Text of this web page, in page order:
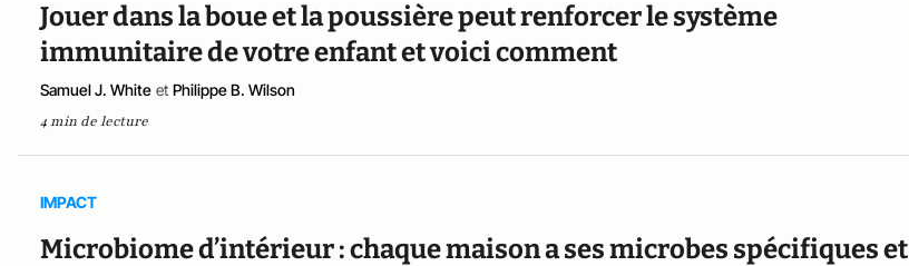
Jouer dans la boue et la poussière peut renforcer le système
immunitaire de votre enfant et voici comment
Samuel J. White et Philippe B. Wilson
4 min de lecture
IMPACT
Microbiome d’intérieur : chaque maison a ses microbes spécifiques et